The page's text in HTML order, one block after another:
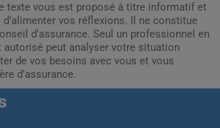
texte vous est proposé à titre informatif et
d’alimenter vos réflexions. Il ne constitue
d'assurance. Seul un professionnel en
autorisé peut analyser votre situation
de vos besoins avec vous et vous
d’assurance.